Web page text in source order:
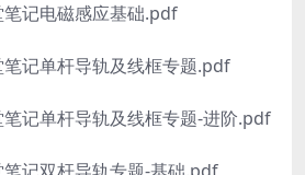
记电磁感应基础.pdf
记单杆导轨及线框专题.pdf
记单杆导轨及线框专题-进阶.pdf